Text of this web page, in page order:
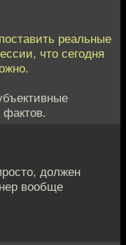
реальные
что сегодня
должен
вообще